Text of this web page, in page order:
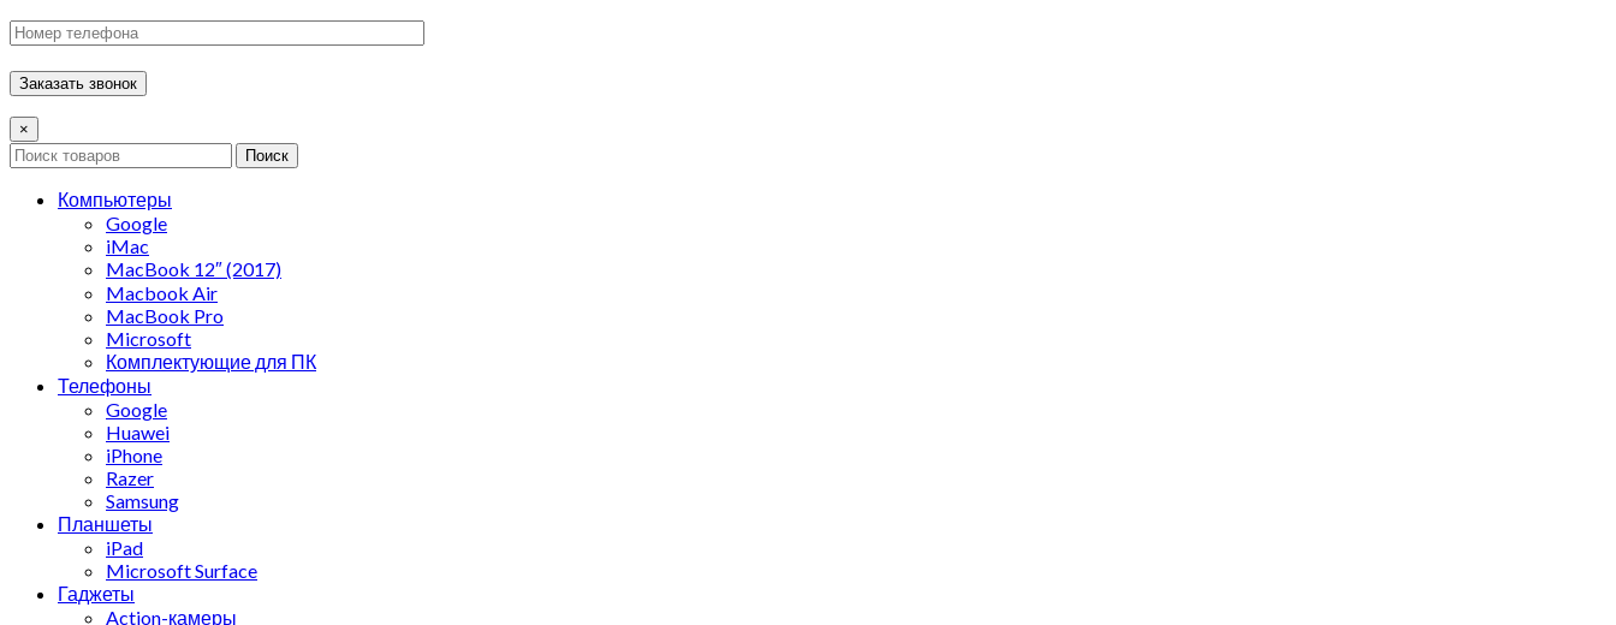
×
Поиск
Компьютеры
Google
iMac
MacBook 12″ (2017)
Macbook Air
MacBook Pro
Microsoft
Комплектующие для ПК
Телефоны
Google
Huawei
iPhone
Razer
Samsung
Планшеты
iPad
Microsoft Surface
Гаджеты
Action-камеры